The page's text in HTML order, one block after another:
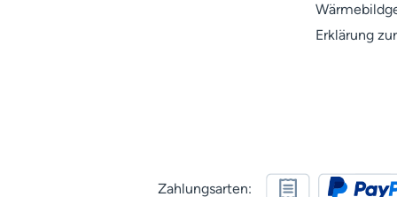
Erklärung
Zahlungsarten: